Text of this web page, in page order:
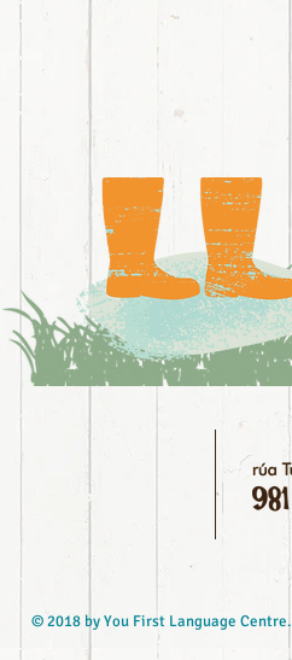
© 2018 by You First Language Centre.